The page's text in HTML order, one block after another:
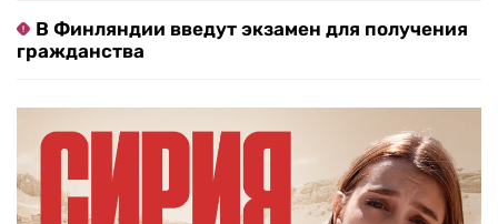
В Финляндии введут экзамен для получения
гражданства